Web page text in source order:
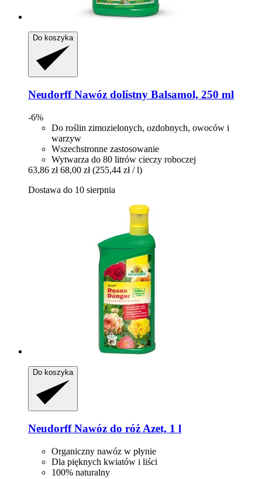
Do koszyka
NeudorffNawóz dolistny Balsamol, 250 ml
-6%
Do roślin zimozielonych, ozdobnych, owoców i
warzyw
Wszechstronne zastosowanie
Wytwarza do 80 litrów cieczy roboczej
63,86 zł 68,00 zł (255,44 zł / l)
Dostawa do 10 sierpnia
Do koszyka
NeudorffNawóz do róż Azet, 1 l
Organiczny nawóz w płynie
Dla pięknych kwiatów i liści
100% naturalny